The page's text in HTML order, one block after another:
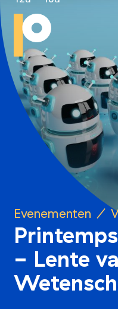
Evenementen /
- Lente